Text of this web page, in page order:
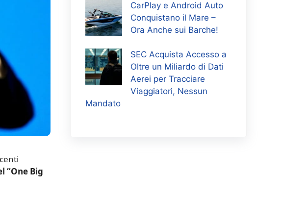
“One Big
CarPlay e Android Auto
Conquistano il Mare –
Ora Anche sui Barche!
SEC Acquista Accesso a
Oltre un Miliardo di Dati
Aerei per Tracciare
Viaggiatori, Nessun
Mandato